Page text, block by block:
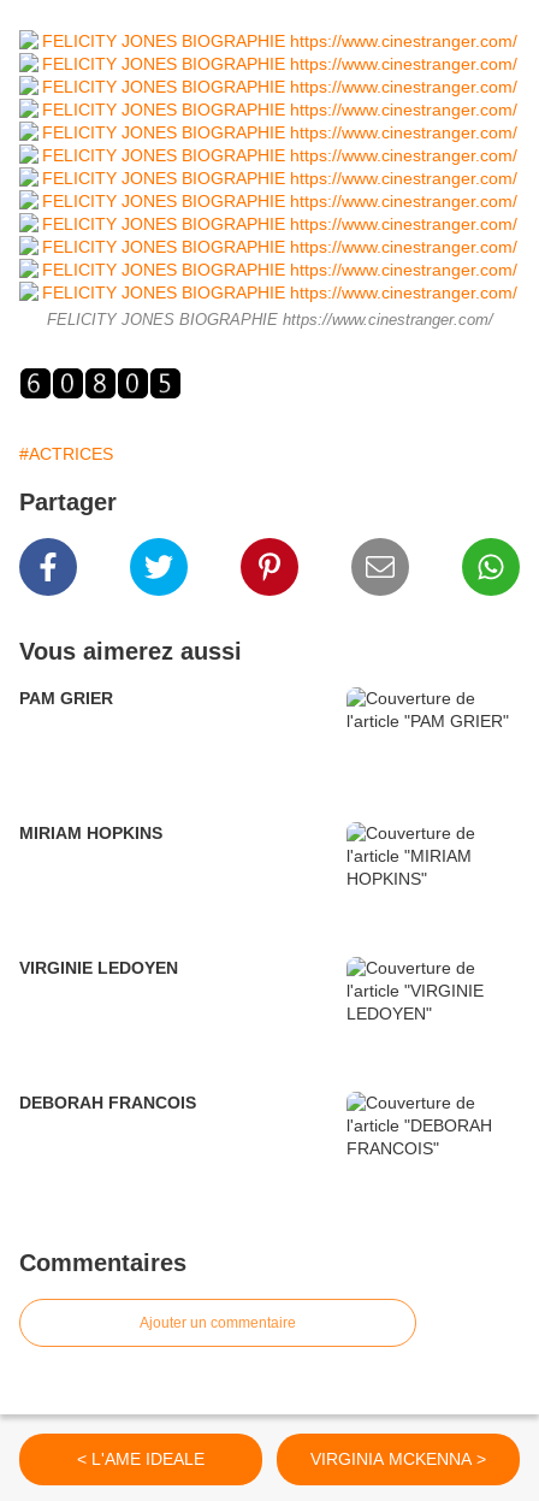
FELICITY JONES BIOGRAPHIE https://www.cinestranger.com/
#ACTRICES
Partager
Vous aimerez aussi
PAM GRIER
MIRIAM HOPKINS
VIRGINIE LEDOYEN
DEBORAH FRANCOIS
Commentaires
Ajouter un commentaire
< L'AME IDEALE VIRGINIA MCKENNA >